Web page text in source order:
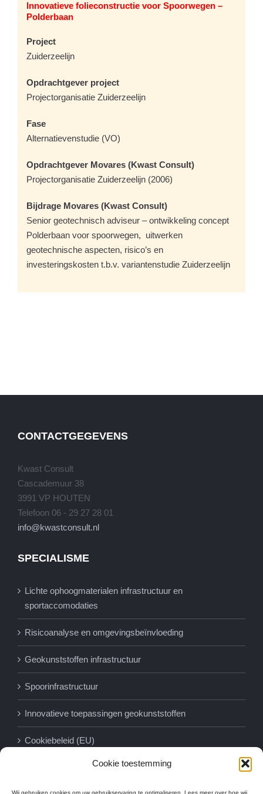
Cookie toestemming
Wij gebruiken cookies om uw gebruikservaring te optimaliseren. Lees meer over hoe wij
Innovatieve folieconstructie voor Spoorwegen –
Polderbaan
Project
Zuiderzeelijn
Opdrachtgever project
Projectorganisatie Zuiderzeelijn
Fase
Alternatievenstudie (VO)
Opdrachtgever Movares (Kwast Consult)
Projectorganisatie Zuiderzeelijn (2006)
Bijdrage Movares (Kwast Consult)
Senior geotechnisch adviseur – ontwikkeling concept
Polderbaan voor spoorwegen, uitwerken
geotechnische aspecten, risico’s en
investeringskosten t.b.v. variantenstudie Zuiderzeelijn
CONTACTGEGEVENS
Kwast Consult
Cascademuur 38
3991 VP HOUTEN
Telefoon 06 - 29 27 28 01
info@kwastconsult.nl
SPECIALISME
Lichte ophoogmaterialen infrastructuur en
sportaccomodaties
Risicoanalyse en omgevingsbeïnvloeding
Geokunststoffen infrastructuur
Spoorinfrastructuur
Innovatieve toepassingen geokunststoffen
Cookiebeleid (EU)